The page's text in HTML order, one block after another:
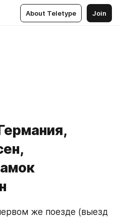
About Teletype Join
же поезде (выезд